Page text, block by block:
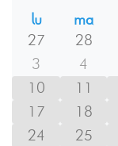
lu
ma
27
28
3
4
10
11
17
18
24
25